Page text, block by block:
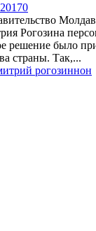
0
Рогозина
решение было
страны. Так,...
рогозиннон